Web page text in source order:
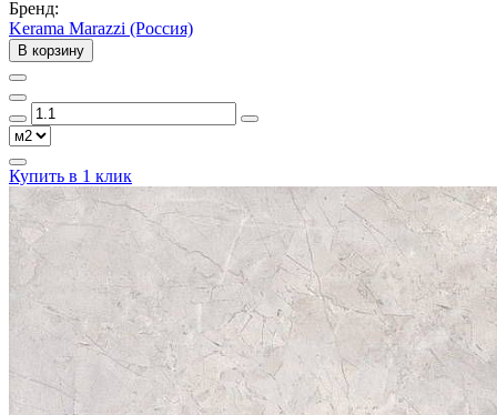
Бренд:
Kerama Marazzi (Россия)
В корзину
Купить в 1 клик